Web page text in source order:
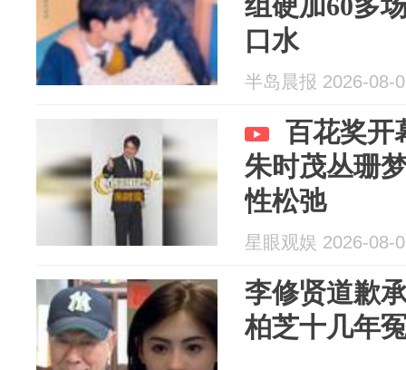
口水
半岛晨报 2026-08-
百花奖开
朱时茂丛珊
性松弛
星眼观娱 2026-08-
李修贤道歉
柏芝十几年